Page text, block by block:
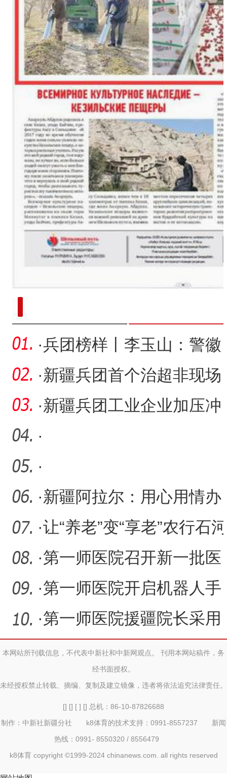
铁门关市迎今冬首场降雪
·兵团榜样丨李玉山：警徽
闪耀铸忠诚 一心为民不言
悔
·新疆兵团首个治超非现场
执法项目通过验收
·新疆兵团工业企业加压冲
刺全年目标任务
·
·
·新疆阿拉尔：用心用情办
好教育民生实事
·让“养老”变“享老”农行石河
子兵团分行深耕养老
·第一师医院召开新一批医
疗人才“组团式”援疆专家
·第一师医院开启机器人手
术新时代
·第一师医院援疆院长采用
3d腹腔镜微创手术为肝癌
患
本网站所刊载信息，不代表中新社和中新网观点。 刊用本网站稿件，务
经书面授权。
未经授权禁止转载、摘编、复制及建立镜像，违者将依法追究法律责任。
[] [] [ ] [] 总机：86-10-87826688
制作：中新社新疆分社 k8体育的技术支持：0991-8557237 新闻
热线：0991- 8550320 / 8556479
k8体育 copyright ©1999-2024 chinanews.com. all rights reserved